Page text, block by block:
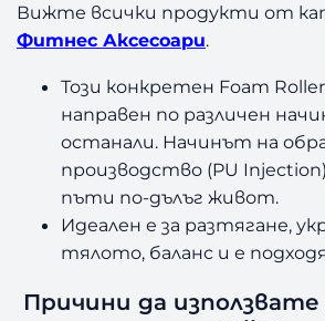
A
m
4
Вижте всички продукти от
Фитнес Аксесоари.
Този конкретен Foam
направен по различен
останали. Начинът на
производство (PU
пъти по-дълъг живот.
Идеален е за разтягане,
тялото, баланс и е
Причини да използвате